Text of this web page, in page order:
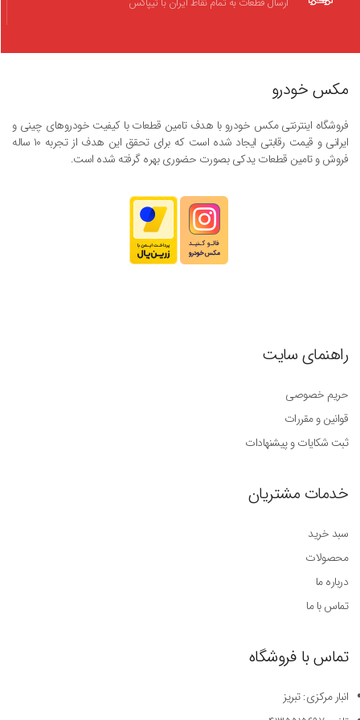
مکس خودرو
فروشگاه اینترنتی مکس خودرو با هدف تامین قطعات با کیفیت خودروهای چینی و
ایرانی و قیمت رقابتی ایجاد شده است که برای تحقق این هدف از تجربه ۱۰ ساله
فروش و تامین قطعات یدکی بصورت حضوری بهره گرفته شده است.
راهنمای سایت
حریم خصوصی
قوانین و مقررات
ثبت شکایات و پیشنهادات
خدمات مشتریان
سبد خرید
محصولات
درباره ما
تماس با ما
تماس با فروشگاه
انبار مرکزی: تبریز